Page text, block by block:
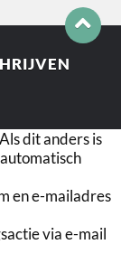
dit anders is
en e-mailadres
via e-mail